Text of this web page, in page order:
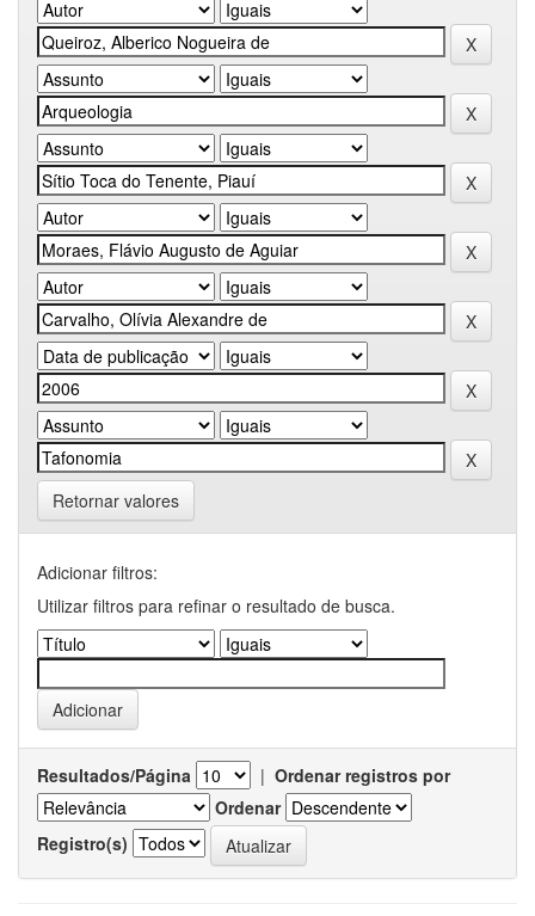
Retornar valores
Adicionar filtros:
Utilizar filtros para refinar o resultado de busca.
Resultados/Página | Ordenar registros por
Ordenar
Registro(s)